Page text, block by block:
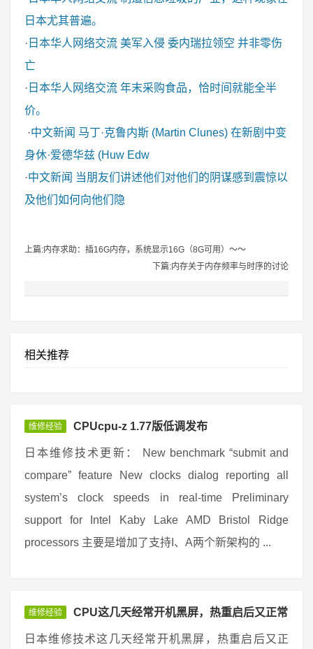
日本尤其普遍。
· 日本华人网络交流 美军入侵 委内瑞拉领空 并非零伤
亡
· 日本华人网络交流 年末采购食品，恰时间就能全半
价。
·中文新闻 马丁·克鲁内斯 (Martin Clunes) 在新剧中变
身休·爱德华兹 (Huw Edw
·中文新闻 当朋友们讲述他们对他们的阴谋感到震惊以
及他们如何向他们隐
上篇:内存求助：插16G内存，系统显示16G（8G可用）～～
下篇:内存关于内存频率与时序的讨论
相关推荐
维修经验 CPUcpu-z 1.77版低调发布
日本维修技术更新： New benchmark “submit and
compare” feature New clocks dialog reporting all
system’s clock speeds in real-time Preliminary
support for Intel Kaby Lake AMD Bristol Ridge
processors 主要是增加了支持I、A两个新架构的 ...
维修经验 CPU这几天经常开机黑屏，热重启后又正常
日本维修技术这几天经常开机黑屏，热重启后又正